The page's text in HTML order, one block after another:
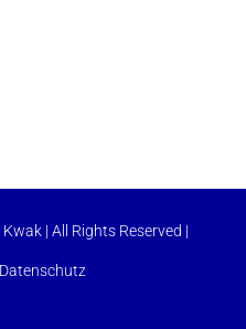
| All Rights Reserved |
Datenschutz